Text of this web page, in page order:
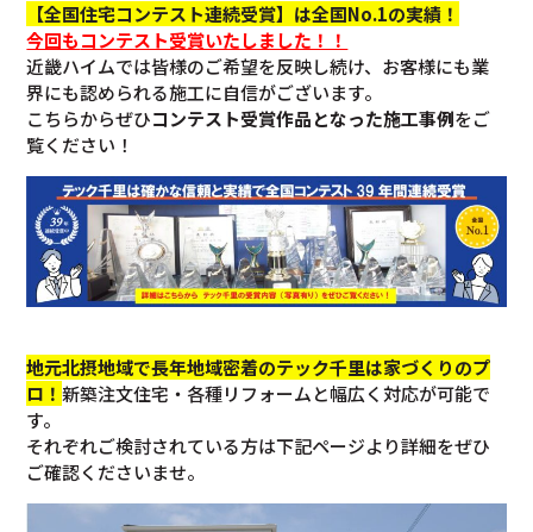
【全国住宅コンテスト連続受賞】は全国No.1の実績！
今回もコンテスト受賞いたしました！！
近畿ハイムでは皆様のご希望を反映し続け、お客様にも業
界にも認められる施工に自信がございます。
こちらからぜひコンテスト受賞作品となった施工事例をご
覧ください！
地元北摂地域で長年地域密着のテック千里は家づくりのプ
ロ！新築注文住宅・各種リフォームと幅広く対応が可能で
す。
それぞれご検討されている方は下記ページより詳細をぜひ
ご確認くださいませ。